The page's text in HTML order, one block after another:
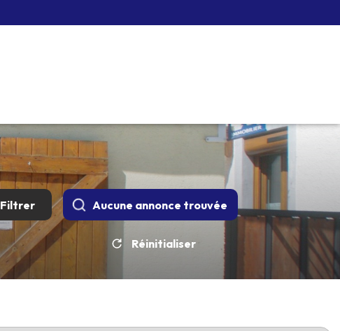
Filtrer Aucune annonce trouvée
Réinitialiser